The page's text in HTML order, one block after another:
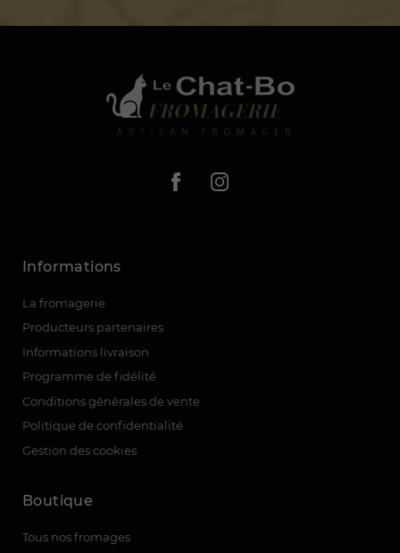
Informations
La fromagerie
Producteurs partenaires
Informations livraison
Programme de fidélité
Conditions générales de vente
Politique de confidentialité
Gestion des cookies
Boutique
Tous nos fromages